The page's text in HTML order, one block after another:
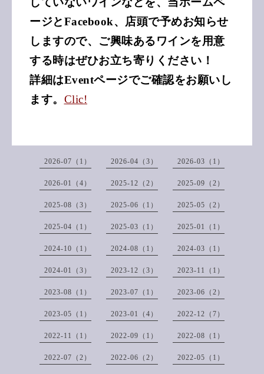
ージとFacebook、店頭で予めお知らせ
しますので、ご興味あるワインを用意
する時はぜひお立ち寄りください！
詳細はEventページでご確認をお願いし
ます。 Clic!
2026-07（1） 2026-04（3） 2026-03（1）
2026-01（4） 2025-12（2） 2025-09（2）
2025-08（3） 2025-06（1） 2025-05（2）
2025-04（1） 2025-03（1） 2025-01（1）
2024-10（1） 2024-08（1） 2024-03（1）
2024-01（3） 2023-12（3） 2023-11（1）
2023-08（1） 2023-07（1） 2023-06（2）
2023-05（1） 2023-01（4） 2022-12（7）
2022-11（1） 2022-09（1） 2022-08（1）
2022-07（2） 2022-06（2） 2022-05（1）